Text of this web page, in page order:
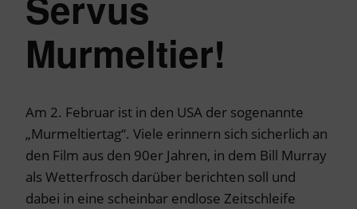
Murmeltier!
Am 2. Februar ist in den USA der sogenannte
„Murmeltiertag“. Viele erinnern sich sicherlich an
den Film aus den 90er Jahren, in dem Bill Murray
als Wetterfrosch darüber berichten soll und
dabei in eine scheinbar endlose Zeitschleife